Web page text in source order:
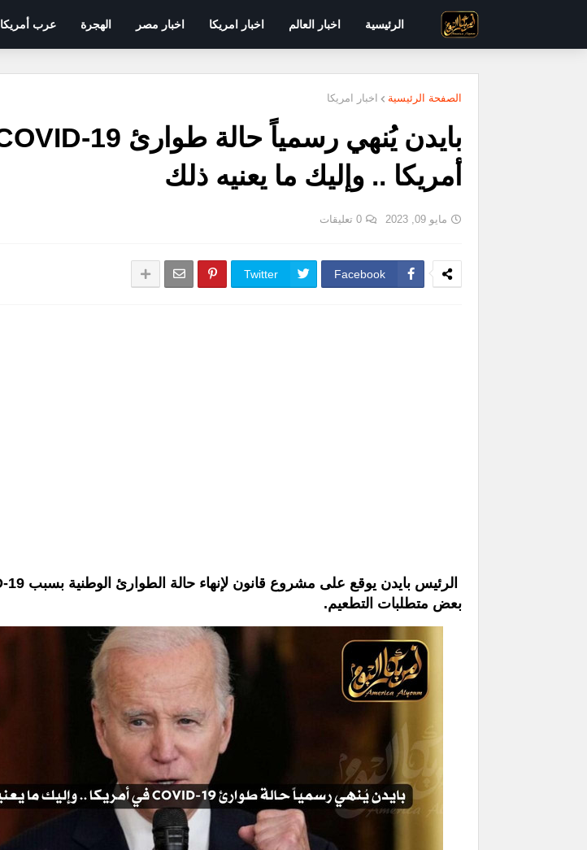
الرئيسية اخبار العالم اخبار امريكا اخبار مصر الهجرة عرب أمريكا
الصفحة الرئيسية اخبار امريكا
أمريكا .. وإليك ما يعنيه ذلك
مايو 09, 2023 0 تعليقات
Facebook
Twitter
بعض متطلبات التطعيم.